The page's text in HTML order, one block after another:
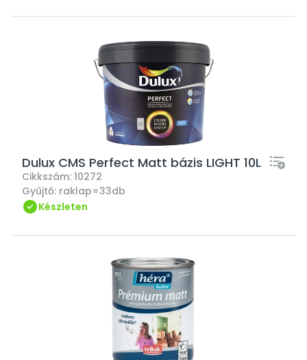
Dulux CMS Perfect Matt bázis LIGHT 10L
Cikkszám: 10272
Gyűjtő: raklap=33db
Készleten